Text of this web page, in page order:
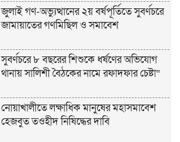
জুলাই গণ-অভ্যুত্থানের ২য় বর্ষপূর্তিতে সুবর্ণচরে
জামায়াতের গণমিছিল ও সমাবেশ
সুবর্ণচরে ৮ বছরের শিশুকে ধর্ষণের অভিযোগ
থানায় সালিশী বৈঠকের নামে রফাদফার চেষ্টা“
নোয়াখালীতে লক্ষাধিক মানুষের মহাসমাবেশ
হেজবুত তওহীদ নিষিদ্ধের দাবি